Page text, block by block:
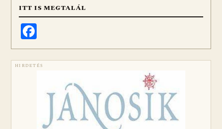
ITT IS MEGTALÁL
HIRDETÉS